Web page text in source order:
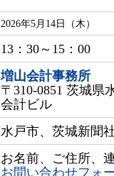
2026年5月14日（木）
13：30～15：00
増山会計事務所
〒310-0851 茨城県
会計ビル
水戸市、茨城新聞
お名前、ご住所、
お問い合わせフォ